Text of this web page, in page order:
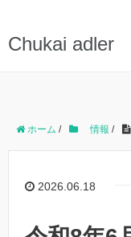
Chukai adler
ホーム / 情報 /
2026.06.18